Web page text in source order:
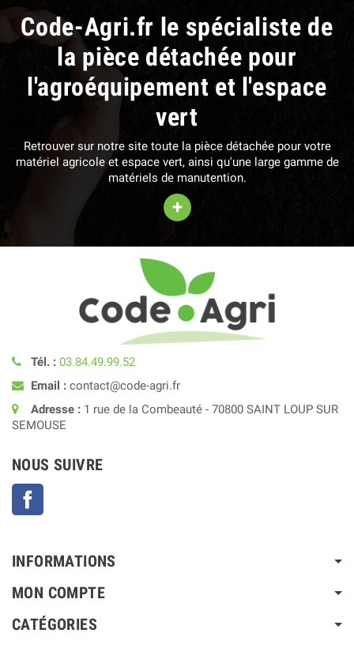
Code-Agri.fr le spécialiste de
la pièce détachée pour
l'agroéquipement et l'espace
vert
Retrouver sur notre site toute la pièce détachée pour votre
matériel agricole et espace vert, ainsi qu'une large gamme de
matériels de manutention.
+
Tél. : 03.84.49.99.52
Email : contact@code-agri.fr
Adresse : 1 rue de la Combeauté - 70800 SAINT LOUP SUR
SEMOUSE
NOUS SUIVRE
INFORMATIONS
MON COMPTE
CATÉGORIES